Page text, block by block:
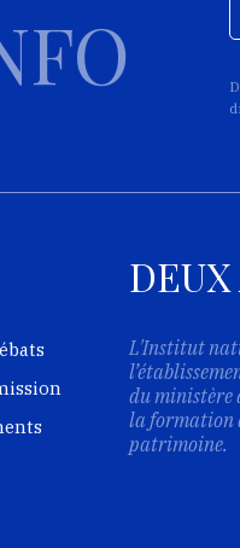
DEUX
L'Institut
du ministère
la formation
patrimoine.